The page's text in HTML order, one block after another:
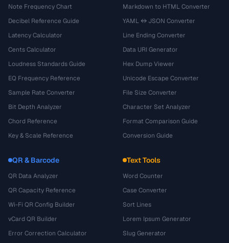
Note Frequency Chart
Decibel Reference Guide
Latency Calculator
Cents Calculator
Loudness Standards Guide
EQ Frequency Reference
Sample Rate Converter
Bit Depth Analyzer
Chord Reference
Key & Scale Reference
Markdown to HTML Converter
YAML ↔ JSON Converter
Line Ending Converter
Data URI Generator
Hex Dump Viewer
Unicode Escape Converter
File Size Converter
Character Set Analyzer
Format Comparison Guide
Conversion Guide
QR & Barcode
QR Data Analyzer
QR Capacity Reference
Wi-Fi QR Config Builder
vCard QR Builder
Error Correction Calculator
Text Tools
Word Counter
Case Converter
Sort Lines
Lorem Ipsum Generator
Slug Generator